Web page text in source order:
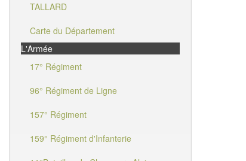
TALLARD
Carte du Département
L'Armée
17° Régiment
96° Régiment de Ligne
157° Régiment
159° Régiment d'Infanterie